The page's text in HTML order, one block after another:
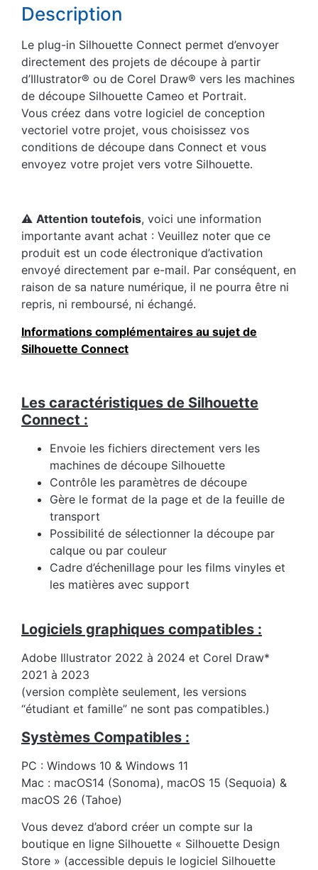
Description
Le plug-in Silhouette Connect permet d’envoyer
directement des projets de découpe à partir
d’Illustrator® ou de Corel Draw® vers les machines
de découpe Silhouette Cameo et Portrait.
Vous créez dans votre logiciel de conception
vectoriel votre projet, vous choisissez vos
conditions de découpe dans Connect et vous
envoyez votre projet vers votre Silhouette.
⚠️ Attention toutefois, voici une information
importante avant achat : Veuillez noter que ce
produit est un code électronique d’activation
envoyé directement par e-mail. Par conséquent, en
raison de sa nature numérique, il ne pourra être ni
repris, ni remboursé, ni échangé.
Informations complémentaires au sujet de
Silhouette Connect
Les caractéristiques de Silhouette
Connect :
Envoie les fichiers directement vers les
machines de découpe Silhouette
Contrôle les paramètres de découpe
Gère le format de la page et de la feuille de
transport
Possibilité de sélectionner la découpe par
calque ou par couleur
Cadre d’échenillage pour les films vinyles et
les matières avec support
Logiciels graphiques compatibles :
Adobe Illustrator 2022 à 2024 et Corel Draw*
2021 à 2023
(version complète seulement, les versions
“étudiant et famille” ne sont pas compatibles.)
Systèmes Compatibles :
PC : Windows 10 & Windows 11
Mac : macOS14 (Sonoma), macOS 15 (Sequoia) &
macOS 26 (Tahoe)
Vous devez d’abord créer un compte sur la
boutique en ligne Silhouette « Silhouette Design
Store » (accessible depuis le logiciel Silhouette